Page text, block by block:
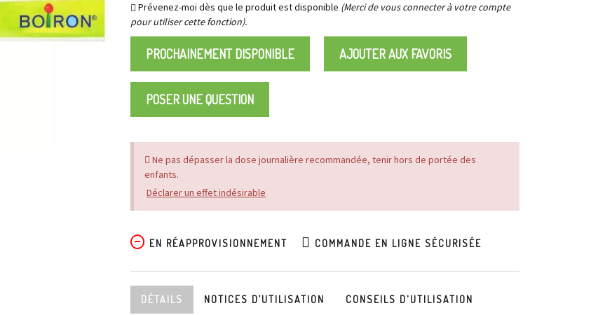
Prévenez-moi dès que le produit est disponible (Merci de vous connecter à votre compte
pour utiliser cette fonction).
PROCHAINEMENT DISPONIBLE AJOUTER AUX FAVORIS
POSER UNE QUESTION
Ne pas dépasser la dose journalière recommandée, tenir hors de portée des
enfants.
Déclarer un effet indésirable
EN RÉAPPROVISIONNEMENT COMMANDE EN LIGNE SÉCURISÉE
DÉTAILS NOTICES D’UTILISATION CONSEILS D'UTILISATION